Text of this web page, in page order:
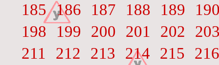
185 186 187 188 189
198
199 200 201 202
211
212 213 214 215
216